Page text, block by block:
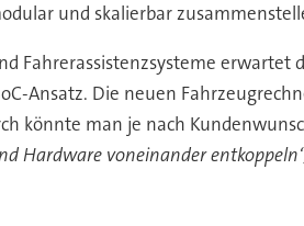
und skalierbar
Fahrerassistenzsysteme
Ansatz. Die neuen
könnte man je nach
Hardware voneinander